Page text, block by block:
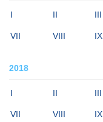
I II III
VII VIII IX
2018
I II III
VII VIII IX